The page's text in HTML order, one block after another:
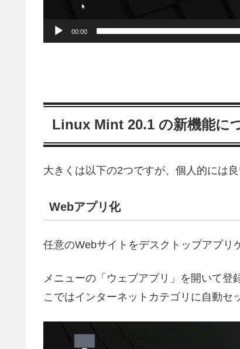
00:00
Linux Mint 20.1 の新機能に
大きくは以下の2つですが、個人的には良
Webアプリ化
任意のWebサイトをデスクトップアプリ
メニューの「ウェブアプリ」を開いて登
こではインターネットカテゴリに自動セ